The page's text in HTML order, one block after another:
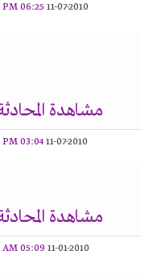
11-07-2010
06:25 PM
مشاهدة المحادثة
11-07-2010
03:04 PM
مشاهدة المحادثة
11-01-2010
05:09 AM